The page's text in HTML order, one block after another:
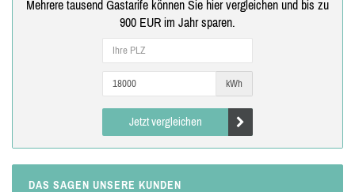
Mehrere tausend Gastarife können Sie hier vergleichen und bis zu
900 EUR im Jahr sparen.
kWh
Jetzt vergleichen
DAS SAGEN UNSERE KUNDEN